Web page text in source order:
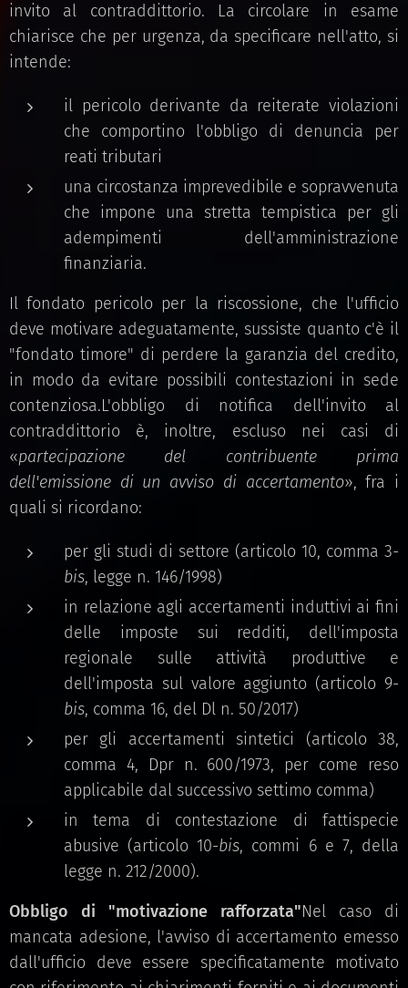
invito al contraddittorio. La circolare in esame
chiarisce che per urgenza, da specificare nell'atto, si
intende:
il pericolo derivante da reiterate violazioni
che comportino l'obbligo di denuncia per
reati tributari
una circostanza imprevedibile e sopravvenuta
che impone una stretta tempistica per gli
adempimenti dell'amministrazione
finanziaria.
Il fondato pericolo per la riscossione, che l'ufficio
deve motivare adeguatamente, sussiste quanto c'è il
"fondato timore" di perdere la garanzia del credito,
in modo da evitare possibili contestazioni in sede
contenziosa.L'obbligo di notifica dell'invito al
contraddittorio è, inoltre, escluso nei casi di
«partecipazione del contribuente prima
dell'emissione di un avviso di accertamento», fra i
quali si ricordano:
per gli studi di settore (articolo 10, comma 3-
bis, legge n. 146/1998)
in relazione agli accertamenti induttivi ai fini
delle imposte sui redditi, dell'imposta
regionale sulle attività produttive e
dell'imposta sul valore aggiunto (articolo 9-
bis, comma 16, del Dl n. 50/2017)
per gli accertamenti sintetici (articolo 38,
comma 4, Dpr n. 600/1973, per come reso
applicabile dal successivo settimo comma)
in tema di contestazione di fattispecie
abusive (articolo 10-bis, commi 6 e 7, della
legge n. 212/2000).
Obbligo di "motivazione rafforzata"Nel caso di
mancata adesione, l'avviso di accertamento emesso
dall'ufficio deve essere specificatamente motivato